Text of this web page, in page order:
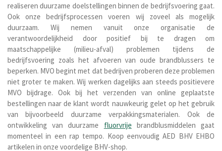
realiseren duurzame doelstellingen binnen de bedrijfsvoering gaat.
Ook onze bedrijfsprocessen voeren wij zoveel als mogelijk
duurzaam. Wij nemen vanuit onze organisatie de
verantwoordelijkheid door positief bij te dragen om
maatschappelijke (milieu-afval) problemen tijdens de
bedrijfsvoering zoals het afvoeren van oude brandblussers te
beperken. MVO begint met dat bedrijven proberen deze problemen
niet groter te maken. Wij werken dagelijks aan steeds positievere
MVO bijdrage. Ook bij het verzenden van online geplaatste
bestellingen naar de klant wordt nauwkeurig gelet op het gebruik
van bijvoorbeeld duurzame verpakkingsmaterialen. Ook de
ontwikkeling van duurzame fluorvrije brandblusmiddelen gaat
momenteel in een rap tempo. Koop eenvoudig AED BHV EHBO
artikelen in onze voordelige BHV-shop.